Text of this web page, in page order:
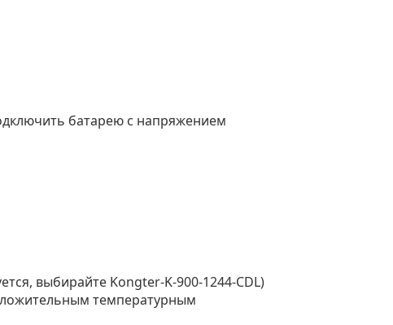
батарею с напряжением
выбирайте Kongter-K-900-1244-CDL)
температурным